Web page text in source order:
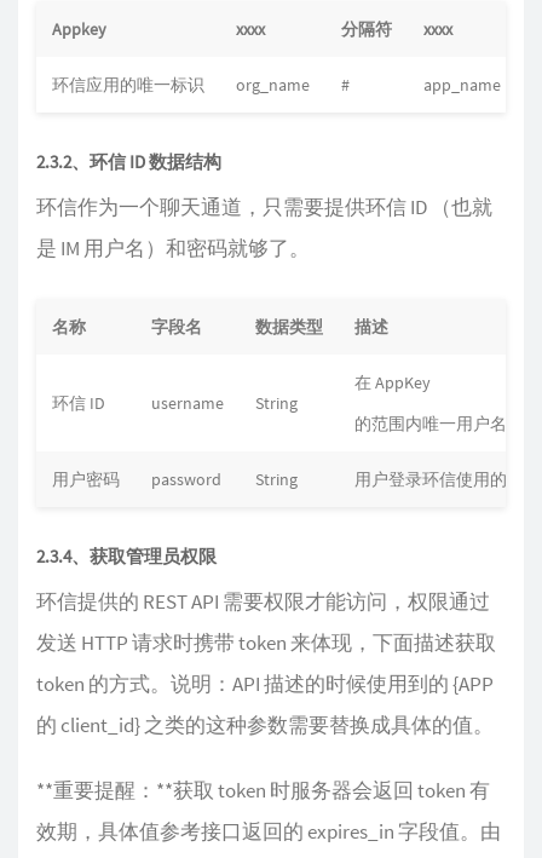
Appkey xxxx 分隔符 xxxx
环信应用的唯一标识 org_name # app_name
2.3.2、环信 ID 数据结构
环信作为一个聊天通道，只需要提供环信 ID （也就
是 IM 用户名）和密码就够了。
名称 字段名 数据类型 描述
环信 ID username String
在 AppKey
的范围内唯一用户名。
用户密码 password String 用户登录环信使用的密
2.3.4、获取管理员权限
环信提供的 REST API 需要权限才能访问，权限通过
发送 HTTP 请求时携带 token 来体现，下面描述获取
token 的方式。说明：API 描述的时候使用到的 {APP
的 client_id} 之类的这种参数需要替换成具体的值。
**重要提醒：**获取 token 时服务器会返回 token 有
效期，具体值参考接口返回的 expires_in 字段值。由